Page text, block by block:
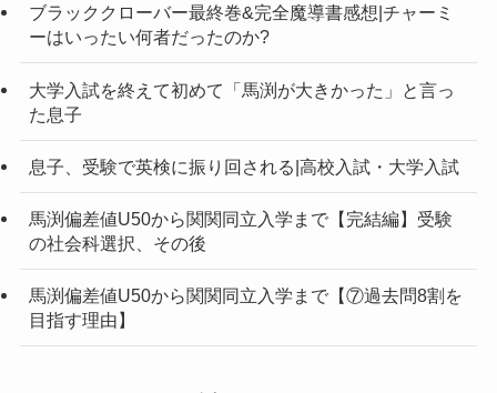
ブラッククローバー最終巻&完全魔導書感想|チャーミ
ーはいったい何者だったのか?
大学入試を終えて初めて「馬渕が大きかった」と言っ
た息子
息子、受験で英検に振り回される|高校入試・大学入試
馬渕偏差値U50から関関同立入学まで【完結編】受験
の社会科選択、その後
馬渕偏差値U50から関関同立入学まで【⑦過去問8割を
目指す理由】